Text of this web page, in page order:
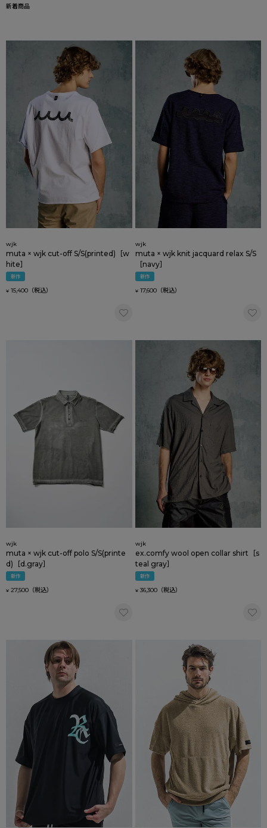
新着商品
wjk
muta × wjk cut-off S/S(printed)［w
hite］
新作
¥ 15,400
wjk
muta × wjk knit jacquard relax S/S
［navy］
新作
¥ 17,600
wjk
muta × wjk cut-off polo S/S(printe
d)［d.gray］
新作
¥ 27,500
wjk
ex.comfy wool open collar shirt［s
teal gray］
新作
¥ 36,300